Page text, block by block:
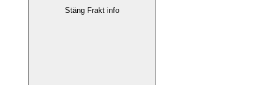
Stäng Frakt info